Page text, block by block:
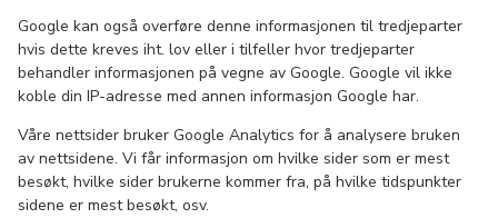
Google kan også overføre denne informasjonen til tredjeparter
hvis dette kreves iht. lov eller i tilfeller hvor tredjeparter
behandler informasjonen på vegne av Google. Google vil ikke
koble din IP-adresse med annen informasjon Google har.
Våre nettsider bruker Google Analytics for å analysere bruken
av nettsidene. Vi får informasjon om hvilke sider som er mest
besøkt, hvilke sider brukerne kommer fra, på hvilke tidspunkter
sidene er mest besøkt, osv.